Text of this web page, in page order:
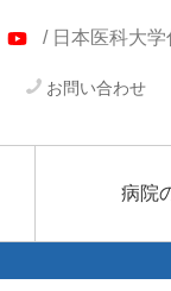
/ 日本医科大学
お問い合わせ
病院